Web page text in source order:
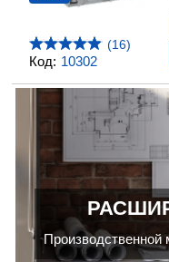
Код: 10302
(16)